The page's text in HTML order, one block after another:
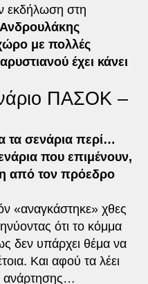
εκδήλωση στη
με πολλές
έχει κάνει
ΠΑΣΟΚ –
τα σενάρια περί…
που επιμένουν,
από τον πρόεδρο
«αναγκάστηκε» χθες
ότι το κόμμα
δεν υπάρχει θέμα να
Και αφού τα λέει
ανάρτησης…